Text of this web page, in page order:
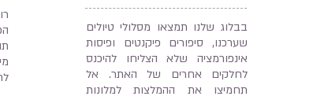
בבלוג שלנו תמצאו מסלולי טיולים
שערכנו, סיפורים פיקנטים ופיסות
אינפורמציה שלא הצליחו להיכנס
לחלקים אחרים של האתר. אל
תחמיצו את ההמלצות למלונות